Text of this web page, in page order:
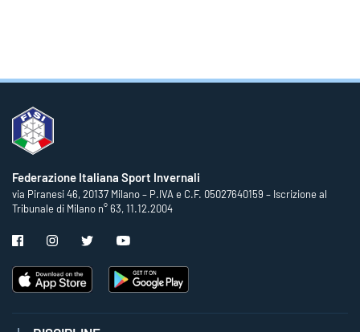
Federazione Italiana Sport Invernali
via Piranesi 46, 20137 Milano – P.IVA e C.F. 05027640159 – Iscrizione al
Tribunale di Milano n° 63, 11.12.2004